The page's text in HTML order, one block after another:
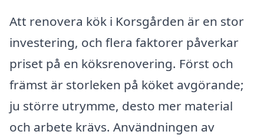
Att renovera kök i Korsgården är en stor
investering, och flera faktorer påverkar
priset på en köksrenovering. Först och
främst är storleken på köket avgörande;
ju större utrymme, desto mer material
och arbete krävs. Användningen av